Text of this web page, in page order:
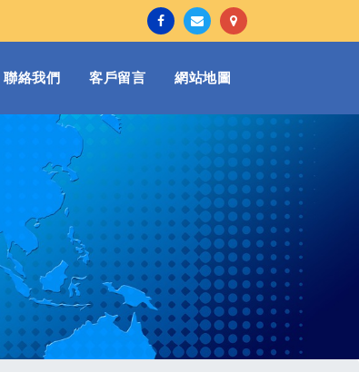
聯絡我們 客戶留言 網站地圖